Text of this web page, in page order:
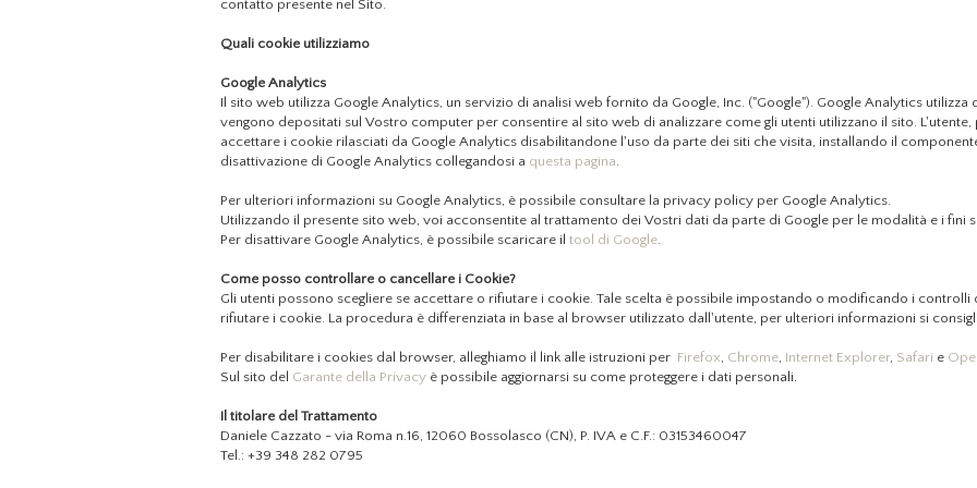
contatto presente nel Sito.
Quali cookie utilizziamo
Google Analytics
Il sito web utilizza Google Analytics, un servizio di analisi web fornito da Google, Inc. ("Google"). Google Analytics utilizza
vengono depositati sul Vostro computer per consentire al sito web di analizzare come gli utenti utilizzano il sito.
accettare i cookie rilasciati da Google Analytics disabilitandone l'uso da parte dei siti che visita, installando il
disattivazione di Google Analytics collegandosi a questa pagina.
Per ulteriori informazioni su Google Analytics, è possibile consultare la privacy policy per Google Analytics.
Utilizzando il presente sito web, voi acconsentite al trattamento dei Vostri dati da parte di Google per le modalità e i fini
Per disattivare Google Analytics, è possibile scaricare il tool di Google.
Come posso controllare o cancellare i Cookie?
Gli utenti possono scegliere se accettare o rifiutare i cookie. Tale scelta è possibile impostando o modificando i
rifiutare i cookie. La procedura è differenziata in base al browser utilizzato dall'utente, per ulteriori informazioni si
Per disabilitare i cookies dal browser, alleghiamo il link alle istruzioni per Firefox, Chrome, Internet Explorer, Safari e
Sul sito del Garante della Privacy è possibile aggiornarsi su come proteggere i dati personali.
Il titolare del Trattamento
Daniele Cazzato - via Roma n.16, 12060 Bossolasco (CN), P. IVA e C.F.: 03153460047
Tel.: +39 348 282 0795